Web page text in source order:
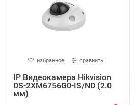
избранное сравнить
IP Видеокамера Hikvision
DS-2XM6756G0-IS/ND (2.0
мм)